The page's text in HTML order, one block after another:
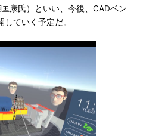
康氏）といい、今後、CADベン
ていく予定だ。